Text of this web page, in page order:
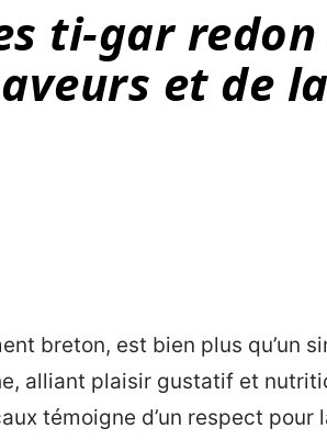
ti-gar redon
et de la
breton, est bien plus qu’un
alliant plaisir gustatif et
témoigne d’un respect pour